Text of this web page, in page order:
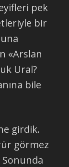
pek
bir
«Arslan
Ural?
bile
girdik.
görmez
Sonunda